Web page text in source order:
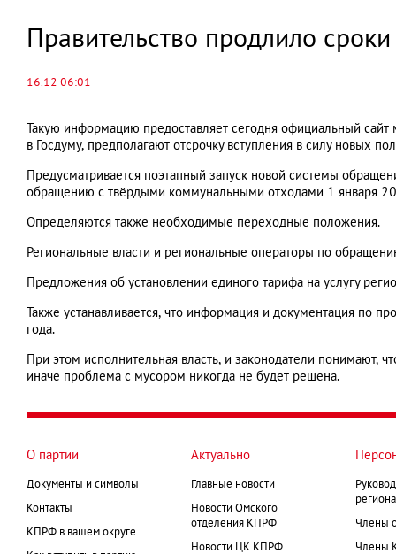
навигации
Правительство продлило
16.12 06:01
Такую информацию предоставляет сегодня официальный
в Госдуму, предполагают отсрочку вступления в силу новых
Предусматривается поэтапный запуск новой системы
обращению с твёрдыми коммунальными отходами 1 января
Определяются также необходимые переходные положения.
Региональные власти и региональные операторы по
Предложения об установлении единого тарифа на услугу
Также устанавливается, что информация и документация
года.
При этом исполнительная власть, и законодатели
иначе проблема с мусором никогда не будет решена.
О партии
Документы и символы
Контакты
КПРФ в вашем округе
Актуально
Главные новости
Новости Омского
отделения КПРФ
Новости ЦК КПРФ
Члены
Члены